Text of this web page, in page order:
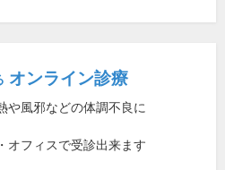
オンライン診療
や風邪などの体調不良に
オフィスで受診出来ます